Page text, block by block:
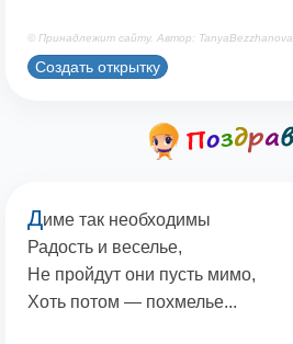
© Принадлежит сайту. Автор: TanyaBezzhanova
Создать открытку
Диме так необходимы
Радость и веселье,
Не пройдут они пусть мимо,
Хоть потом — похмелье...